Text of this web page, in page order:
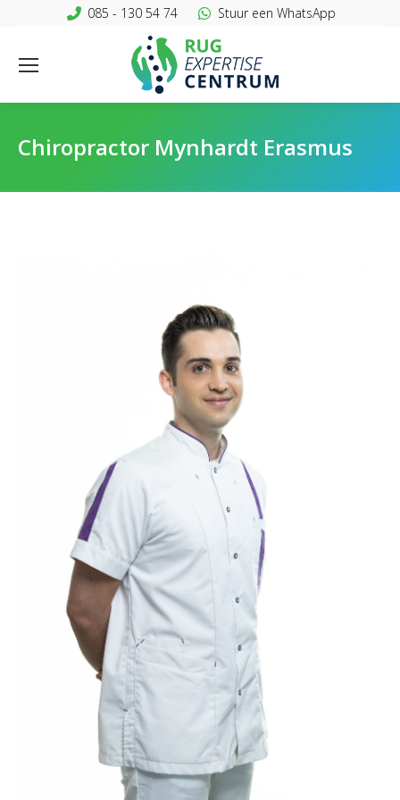
085 - 130 54 74 Stuur een WhatsApp
Chiropractor Mynhardt Erasmus